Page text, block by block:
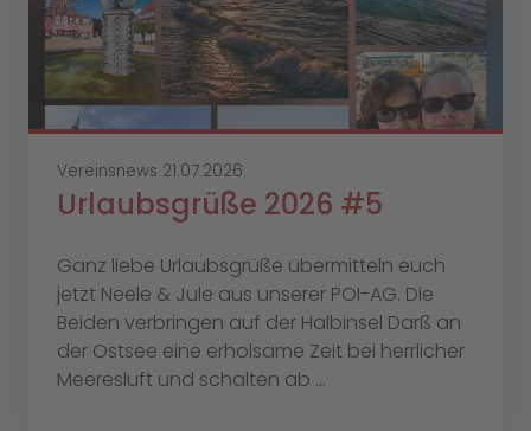
Vereinsnews 21.07.2026
Urlaubsgrüße 2026 #5
Ganz liebe Urlaubsgrüße übermitteln euch
jetzt Neele & Jule aus unserer POI-AG. Die
Beiden verbringen auf der Halbinsel Darß an
der Ostsee eine erholsame Zeit bei herrlicher
Meeresluft und schalten ab ...